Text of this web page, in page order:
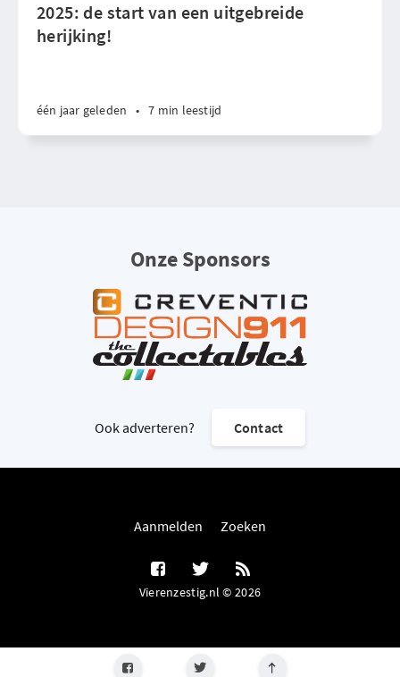
2025: de start van een uitgebreide
herijking!
één jaar geleden • 7 min leestijd
Onze Sponsors
Ook adverteren? Contact
Aanmelden Zoeken
Vierenzestig.nl © 2026